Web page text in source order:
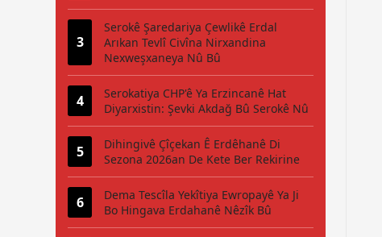
Serokê Şaredariya Çewlikê Erdal
Arıkan Tevlî Civîna Nirxandina
Nexweşxaneya Nû Bû
Serokatiya CHP'ê Ya Erzincanê Hat
Diyarxistin: Şevki Akdağ Bû Serokê Nû
Dihingivê Çîçekan Ê Erdêhanê Di
Sezona 2026an De Kete Ber Rekirine
Dema Tescîla Yekîtiya Ewropayê Ya Ji
Bo Hingava Erdahanê Nêzîk Bû